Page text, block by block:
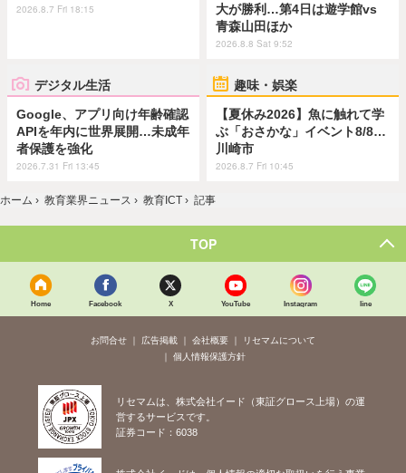
2026.8.7 Fri 18:15
大が勝利…第4日は遊学館vs
青森山田ほか
2026.8.8 Sat 9:52
デジタル生活
Google、アプリ向け年齢確認
APIを年内に世界展開…未成年
者保護を強化
2026.7.31 Fri 13:45
趣味・娯楽
【夏休み2026】魚に触れて学
ぶ「おさかな」イベント8/8…
川崎市
2026.8.7 Fri 10:45
ホーム › 教育業界ニュース › 教育ICT › 記事
TOP
Home Facebook X YouTube Instagram line
お問合せ 広告掲載 会社概要
リセマムについて
個人情報保護方針
リセマムは、株式会社イード（東証グロース上場）の運
営するサービスです。
証券コード：6038